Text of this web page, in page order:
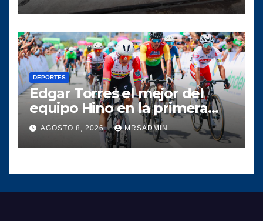
DEPORTES
Edgar Torres el mejor del
equipo Hino en la primera
etapa de la Vuelta a
Colombia 2026
AGOSTO 8, 2026 MRSADMIN